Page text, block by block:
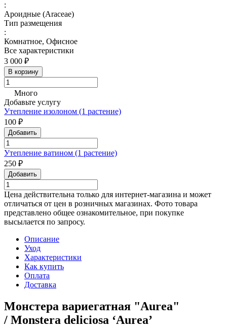
:
Ароидные (Araceae)
Тип размещения
:
Комнатное, Офисное
Все характеристики
3 000 ₽
В корзину
Много
Добавьте услугу
Утепление изолоном (1 растение)
100 ₽
Добавить
Утепление ватином (1 растение)
250 ₽
Добавить
Цена действительна только для интернет-магазина и может
отличаться от цен в розничных магазинах. Фото товара
представлено общее ознакомительное, при покупке
высылается по запросу.
Описание
Уход
Характеристики
Как купить
Оплата
Доставка
Монстера вариегатная "Aurea"
/ Monstera deliciosa ‘Aurea’